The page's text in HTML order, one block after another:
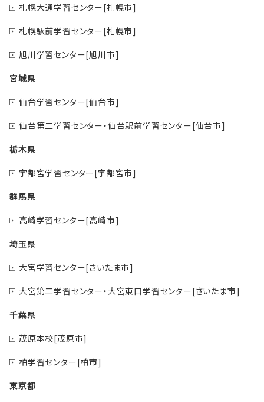
札幌大通学習センター[札幌市]
札幌駅前学習センター[札幌市]
旭川学習センター[旭川市]
宮城県
仙台学習センター[仙台市]
仙台第二学習センター・仙台駅前学習センター[仙台市]
栃木県
宇都宮学習センター[宇都宮市]
群馬県
高崎学習センター[高崎市]
埼玉県
大宮学習センター[さいたま市]
大宮第二学習センター・大宮東口学習センター[さいたま市]
千葉県
茂原本校[茂原市]
柏学習センター[柏市]
東京都